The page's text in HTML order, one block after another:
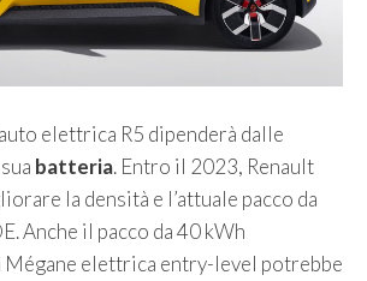
elettrica R5 dipenderà dalle
batteria. Entro il 2023, Renault
la densità e l’attuale pacco da
Anche il pacco da 40 kWh
elettrica entry-level potrebbe